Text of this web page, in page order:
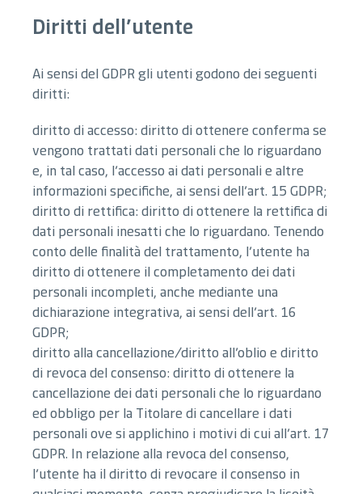
Diritti dell’utente
Ai sensi del GDPR gli utenti godono dei seguenti
diritti:
diritto di accesso: diritto di ottenere conferma se
vengono trattati dati personali che lo riguardano
e, in tal caso, l’accesso ai dati personali e altre
informazioni specifiche, ai sensi dell’art. 15 GDPR;
diritto di rettifica: diritto di ottenere la rettifica di
dati personali inesatti che lo riguardano. Tenendo
conto delle finalità del trattamento, l’utente ha
diritto di ottenere il completamento dei dati
personali incompleti, anche mediante una
dichiarazione integrativa, ai sensi dell’art. 16
GDPR;
diritto alla cancellazione/diritto all’oblio e diritto
di revoca del consenso: diritto di ottenere la
cancellazione dei dati personali che lo riguardano
ed obbligo per la Titolare di cancellare i dati
personali ove si applichino i motivi di cui all’art. 17
GDPR. In relazione alla revoca del consenso,
l’utente ha il diritto di revocare il consenso in